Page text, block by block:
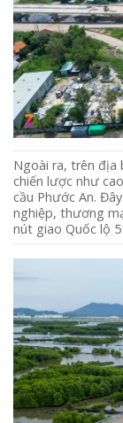
Ngoài ra, trên địa
chiến lược như
cầu Phước An.
nghiệp, thương
nút giao Quốc lộ